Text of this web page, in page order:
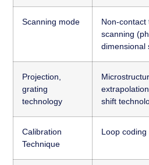
Scanning mode
Non-contact
scanning
dimensional
Projection,
grating
technology
shift
Calibration
Technique
Loop